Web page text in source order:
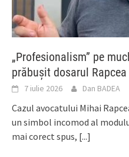
„Profesionalism” pe
prăbușit dosarul
7 iulie 2026 Dan BADEA
Cazul avocatului Mihai
un simbol incomod al
mai corect spus, [...]